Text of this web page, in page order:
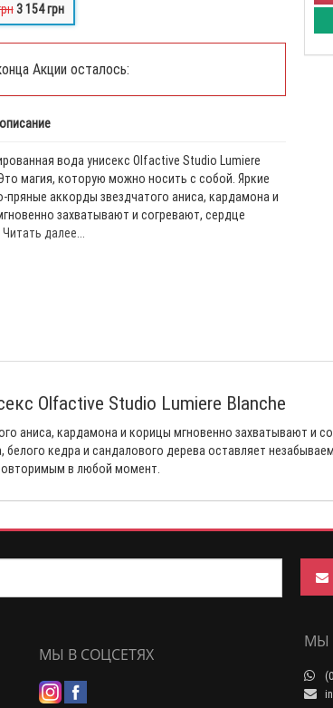
3 154 грн
Акции осталось:
вода унисекс Olfactive Studio Lumiere
магия, которую можно носить с собой. Яркие
пряные аккорды звездчатого аниса, кардамона и
захватывают и согревают, сердце
Читать далее...
Olfactive Studio Lumiere Blanche
аниса, кардамона и корицы мгновенно захватывают и
кедра и сандалового дерева оставляет
в любой момент.
МЫ В СОЦСЕТЯХ
МЫ